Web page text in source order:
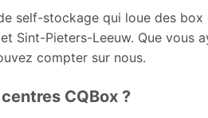
self-stockage qui loue des
Sint-Pieters-Leeuw. Que vous
compter sur nous.
CQBox ?